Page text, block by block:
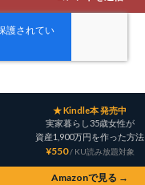
★ Kindle本 発売中
実家暮らし35歳女性が
資産1,900万円を作った方法
¥550 / KU読み放題対象
Amazonで見る →